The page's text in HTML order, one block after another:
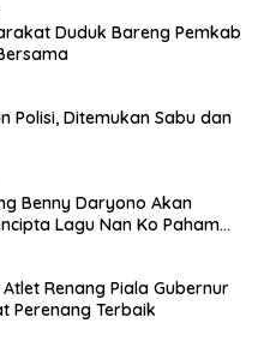
Duduk Bareng Pemkab
Polisi, Ditemukan Sabu dan
Benny Daryono Akan
Lagu Nan Ko Paham
Renang Piala Gubernur
Perenang Terbaik